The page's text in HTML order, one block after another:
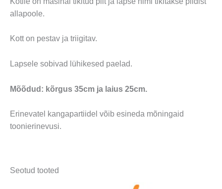
allapoole.
Kott on pestav ja triigitav.
Lapsele sobivad lühikesed paelad.
Mõõdud: kõrgus 35cm ja laius 25cm.
Erinevatel kangapartiidel võib esineda mõningaid
toonierinevusi.
Seotud tooted